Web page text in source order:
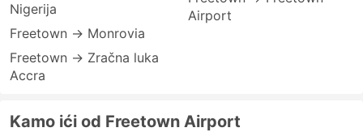
Nigerija
Freetown → Monrovia
Freetown → Zračna luka
Accra
Airport
Kamo ići od Freetown Airport